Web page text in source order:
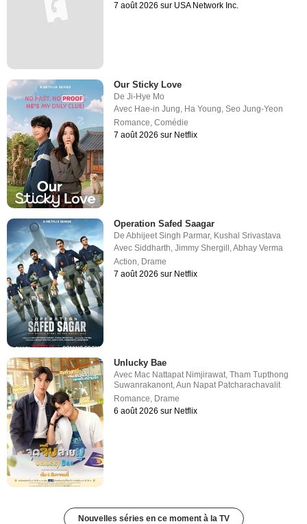
7 août 2026 sur USA Network Inc.
Our Sticky Love
DeJi-Hye Mo
Avec Hae-in Jung Ha Young ,Seo Jung-Yeon
Romance ,Comédie
7 août 2026 sur Netflix
Operation Safed Saagar
DeAbhijeet Singh Parmar, Kushal Srivastava
AvecSiddharth,Jimmy Shergill ,Abhay Verma
Action, Drame
7 août 2026 sur Netflix
Unlucky Bae
Avec Mac Nattapat Nimjirawat,Tham Tupthong
Suwanrakanont,Aun Napat Patcharachavalit
Romance, Drame
6 août 2026 sur Netflix
Nouvelles séries en ce moment à la TV